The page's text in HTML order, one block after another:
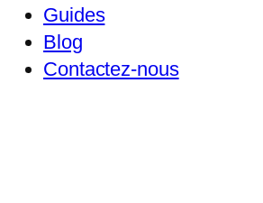
Guides
Blog
Contactez-nous